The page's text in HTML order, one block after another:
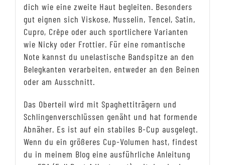
dich wie eine zweite Haut begleiten. Besonders
gut eignen sich Viskose, Musselin, Tencel, Satin,
Cupro, Crêpe oder auch sportlichere Varianten
wie Nicky oder Frottier. Für eine romantische
Note kannst du unelastische Bandspitze an den
Belegkanten verarbeiten, entweder an den Beinen
oder am Ausschnitt.
Das Oberteil wird mit Spaghettiträgern und
Schlingenverschlüssen genäht und hat formende
Abnäher. Es ist auf ein stabiles B-Cup ausgelegt.
Wenn du ein größeres Cup-Volumen hast, findest
du in meinem Blog eine ausführliche Anleitung